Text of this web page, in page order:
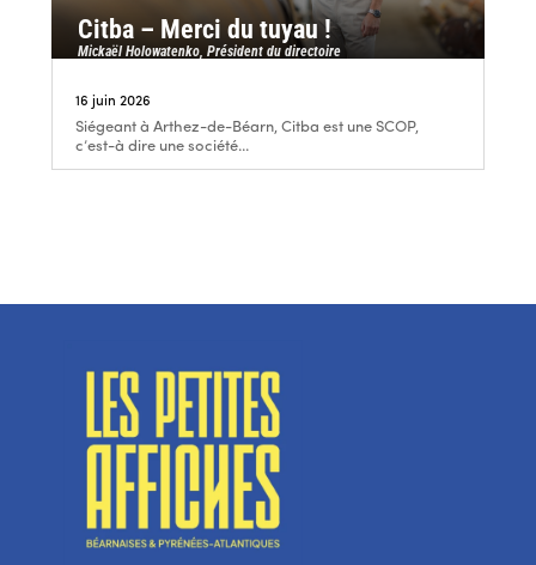
Citba – Merci du tuyau !
Mickaël Holowatenko, Président du directoire
16 juin 2026
Siégeant à Arthez-de-Béarn, Citba est une SCOP,
c’est-à dire une société...